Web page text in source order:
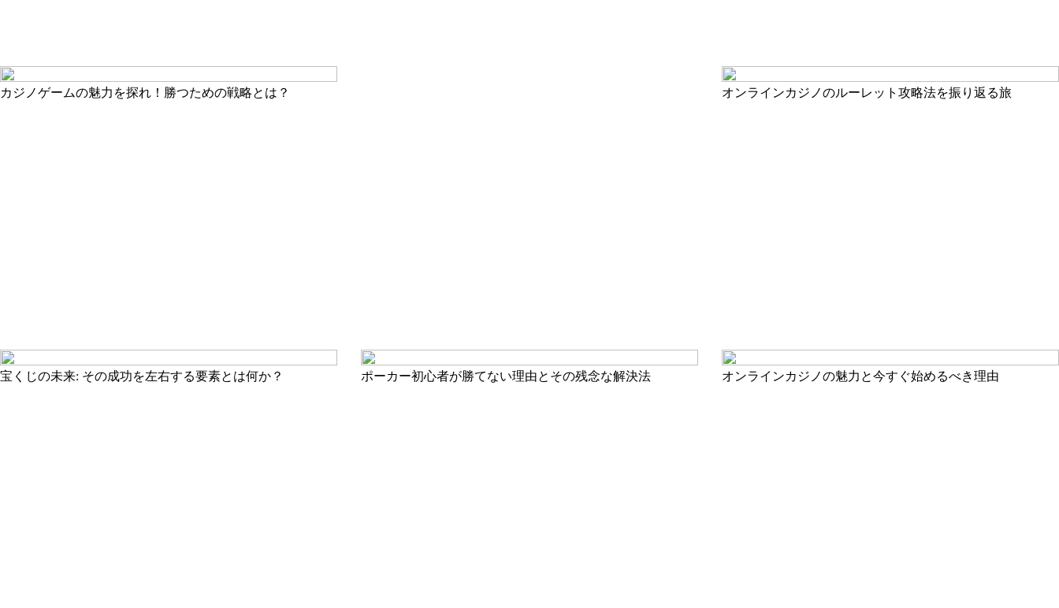
カジノゲームの魅力を探れ！勝つための戦略とは？ オンラインカジノのルーレット攻略法を振り返る旅
宝くじの未来: その成功を左右する要素とは何か？ ポーカー初心者が勝てない理由とその残念な解決法 オンラインカジノの魅力と今すぐ始めるべき理由